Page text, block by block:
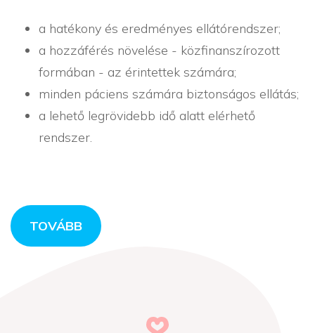
a hatékony és eredményes ellátórendszer;
a hozzáférés növelése - közfinanszírozott
formában - az érintettek számára;
minden páciens számára biztonságos ellátás;
a lehető legrövidebb idő alatt elérhető
rendszer.
TOVÁBB